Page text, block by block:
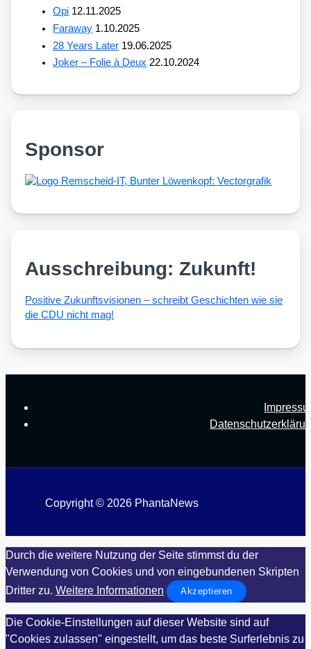
Opi 12.11.2025
Faraway 1.10.2025
28 Years Later 19.06.2025
Joker – Folie à Deux 22.10.2024
Sponsor
Ausschreibung: Zukunft!
Posi­ti­ve Zukunfts­vi­sio­nen – schreibt Geschich­ten wie sie
die CDU nicht mag!
Copyright © 2026 PhantaNews
Durch die weitere Nutzung der Seite stimmst du der
Verwendung von Cookies und von eingebundenen Skripten
Dritter zu. Weitere Informationen Akzeptieren
Die Cookie-Einstellungen auf dieser Website sind auf
"Cookies zulassen" eingestellt, um das beste Surferlebnis zu